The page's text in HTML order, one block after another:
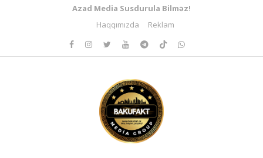
Azad Media Susdurula Bilməz!
Haqqımızda
Reklam